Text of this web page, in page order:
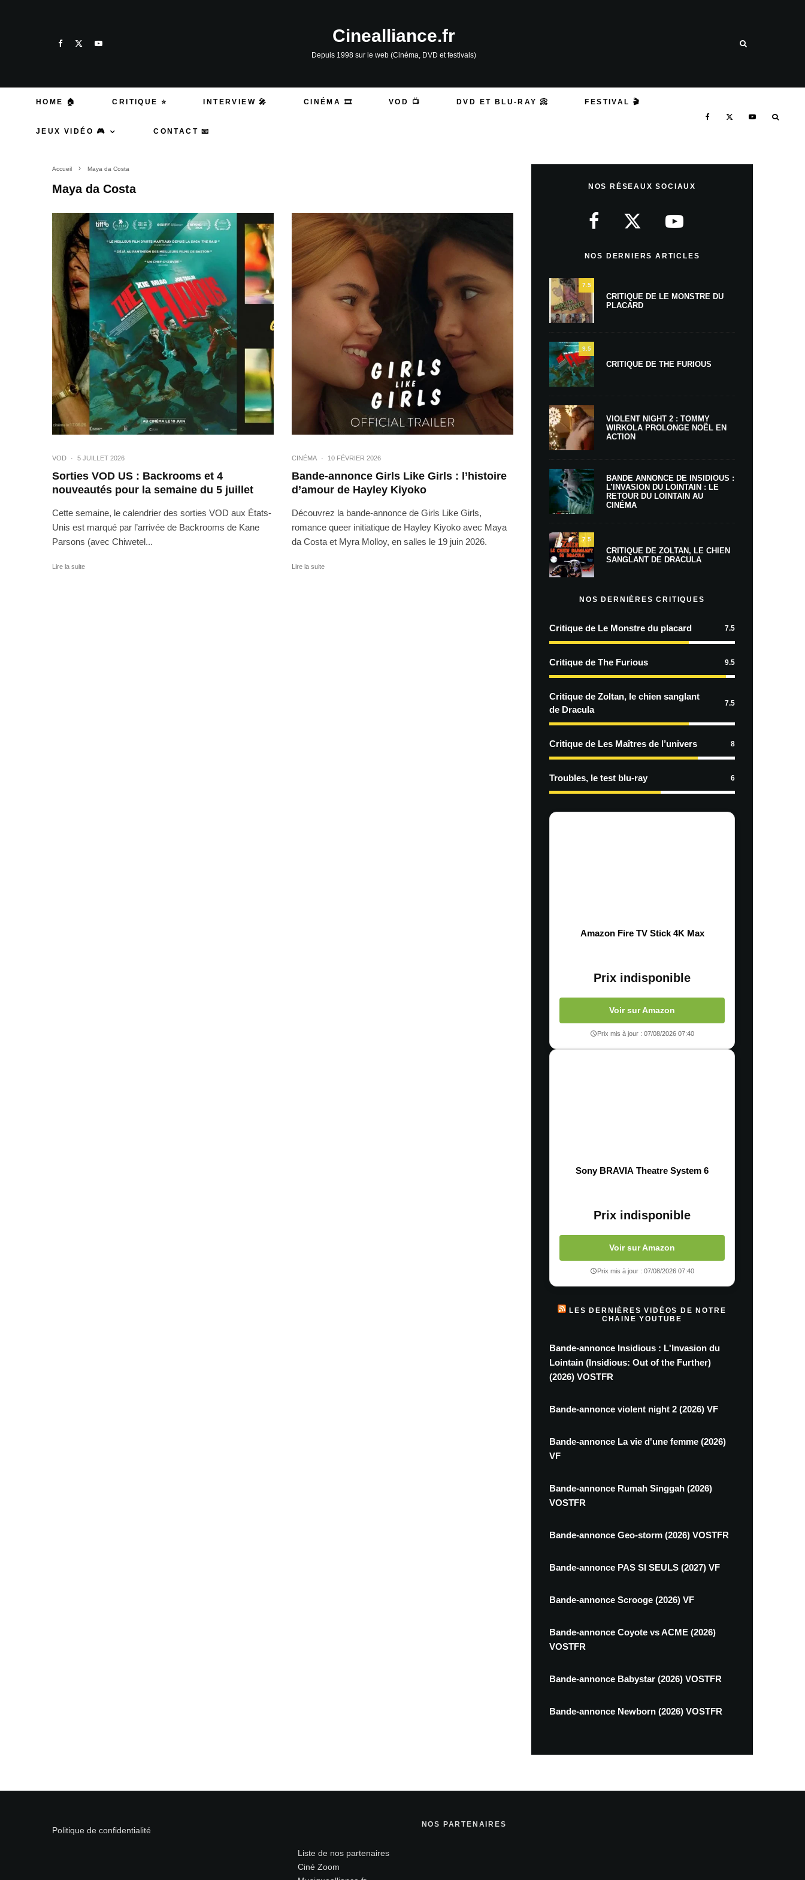
Cinealliance.fr
Depuis 1998 sur le web (Cinéma, DVD et festivals)
HOME 🏠 CRITIQUE ⭐ INTERVIEW 🎤 CINÉMA 🎞️ VOD 📺 DVD ET BLU-RAY 📀 FESTIVAL 🎬
JEUX VIDÉO 🎮 CONTACT 📧
Accueil Maya da Costa
Maya da Costa
VOD · 5 JUILLET 2026
Sorties VOD US : Backrooms et 4
nouveautés pour la semaine du 5 juillet
Cette semaine, le calendrier des sorties VOD aux États-
Unis est marqué par l’arrivée de Backrooms de Kane
Parsons (avec Chiwetel...
Lire la suite
CINÉMA · 10 FÉVRIER 2026
Bande-annonce Girls Like Girls : l’histoire
d’amour de Hayley Kiyoko
Découvrez la bande-annonce de Girls Like Girls,
romance queer initiatique de Hayley Kiyoko avec Maya
da Costa et Myra Molloy, en salles le 19 juin 2026.
Lire la suite
NOS RÉSEAUX SOCIAUX
NOS DERNIERS ARTICLES
7.5
CRITIQUE DE LE MONSTRE DU
PLACARD
9.5
CRITIQUE DE THE FURIOUS
VIOLENT NIGHT 2 : TOMMY
WIRKOLA PROLONGE NOËL EN
ACTION
BANDE ANNONCE DE INSIDIOUS :
L’INVASION DU LOINTAIN : LE
RETOUR DU LOINTAIN AU
CINÉMA
7.5
CRITIQUE DE ZOLTAN, LE CHIEN
SANGLANT DE DRACULA
NOS DERNIÈRES CRITIQUES
Critique de Le Monstre du placard 7.5
Critique de The Furious 9.5
Critique de Zoltan, le chien sanglant
de Dracula
7.5
Critique de Les Maîtres de l’univers 8
Troubles, le test blu-ray 6
Amazon Fire TV Stick 4K Max
Prix indisponible
Voir sur Amazon
Prix mis à jour : 07/08/2026 07:40
Sony BRAVIA Theatre System 6
Prix indisponible
Voir sur Amazon
Prix mis à jour : 07/08/2026 07:40
LES DERNIÈRES VIDÉOS DE NOTRE
CHAINE YOUTUBE
Bande-annonce Insidious : L'Invasion du
Lointain (Insidious: Out of the Further)
(2026) VOSTFR
Bande-annonce violent night 2 (2026) VF
Bande-annonce La vie d'une femme (2026)
VF
Bande-annonce Rumah Singgah (2026)
VOSTFR
Bande-annonce Geo-storm (2026) VOSTFR
Bande-annonce PAS SI SEULS (2027) VF
Bande-annonce Scrooge (2026) VF
Bande-annonce Coyote vs ACME (2026)
VOSTFR
Bande-annonce Babystar (2026) VOSTFR
Bande-annonce Newborn (2026) VOSTFR
Politique de confidentialité
NOS PARTENAIRES
Liste de nos partenaires
Ciné Zoom